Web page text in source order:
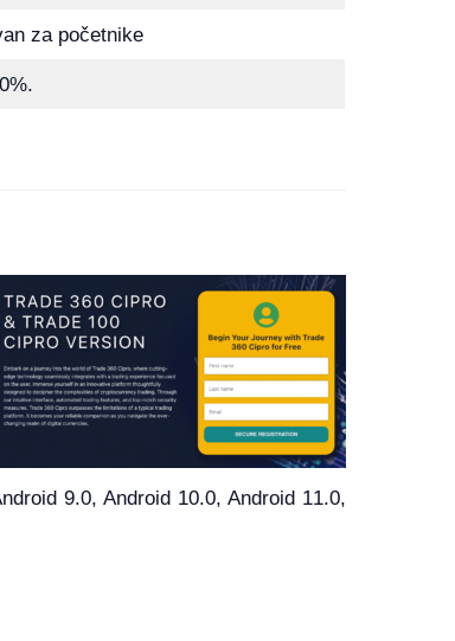
za početnike
9.0, Android 10.0, Android 11.0,